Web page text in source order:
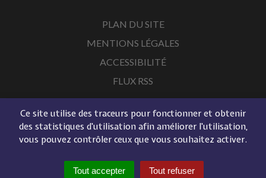
Ce site utilise des traceurs pour fonctionner et obtenir
des statistiques d'utilisation afin améliorer l'utilisation,
vous pouvez contrôler ceux que vous souhaitez activer.
Tout accepter Tout refuser
PLAN DU SITE
MENTIONS LÉGALES
ACCESSIBILITÉ
FLUX RSS